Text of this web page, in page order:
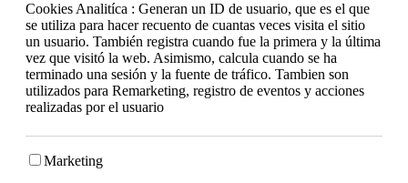
Cookies Analitíca : Generan un ID de usuario, que es el que
se utiliza para hacer recuento de cuantas veces visita el sitio
un usuario. También registra cuando fue la primera y la última
vez que visitó la web. Asimismo, calcula cuando se ha
terminado una sesión y la fuente de tráfico. Tambien son
utilizados para Remarketing, registro de eventos y acciones
realizadas por el usuario
Marketing